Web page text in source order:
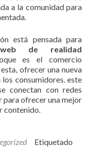
a la comunidad para
está pensada para
web de realidad
es el comercio
ofrecer una nueva
consumidores. este
conectan con redes
ofrecer una mejor
contenido.
Etiquetado